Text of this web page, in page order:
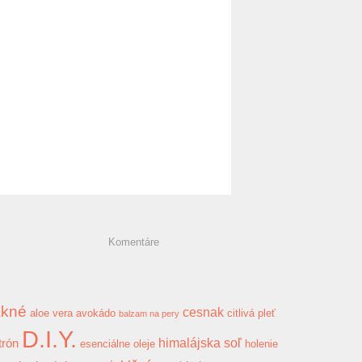
Komentáre
aloe vera avokádo balzam na pery cesnak citlivá pleť
D.I.Y. esenciálne oleje himalájska soľ holenie